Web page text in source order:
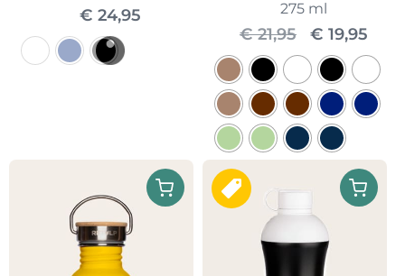
€ 24,95
variaties.
Deze
optie
kan
275 ml
€21,95
prijs
was:
€ 21,95.
€ 19,95
prijs
is:
€
product
heeft
meerdere
variaties.